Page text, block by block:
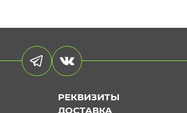
РЕКВИЗИТЫ
ДОСТАВКА